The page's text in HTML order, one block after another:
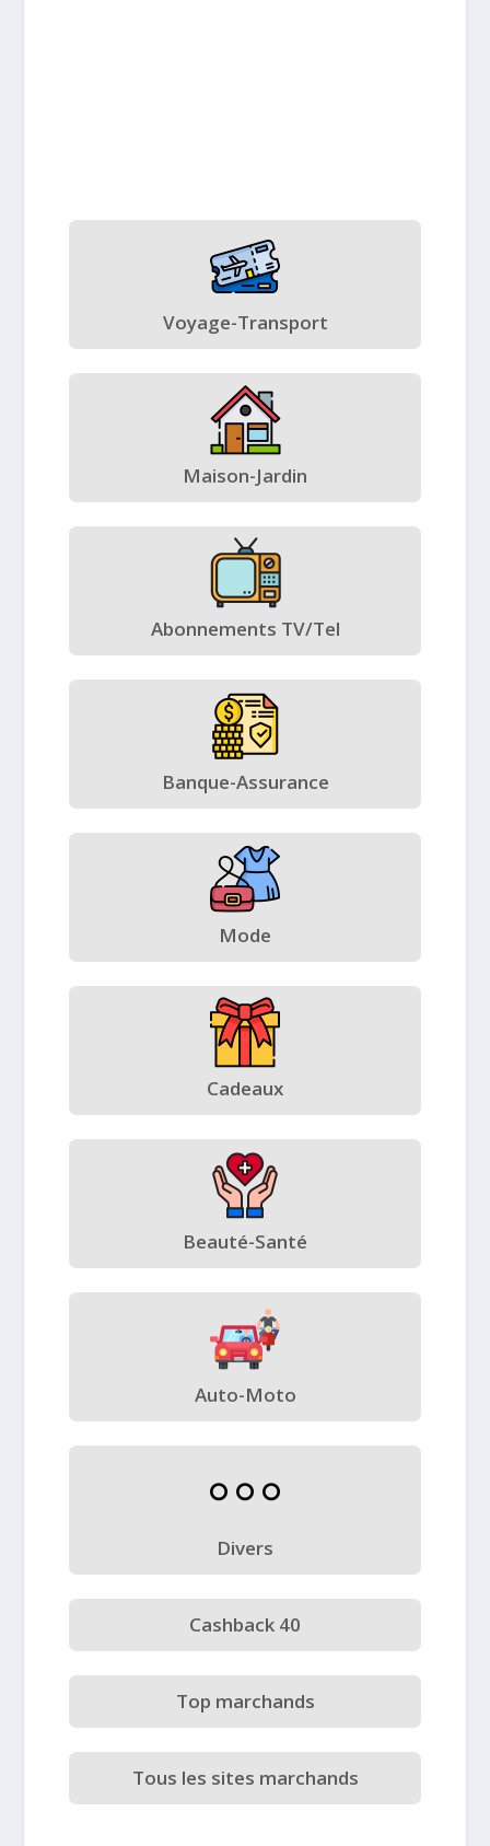
Voyage-Transport
Maison-Jardin
Abonnements TV/Tel
Banque-Assurance
Mode
Cadeaux
Beauté-Santé
Auto-Moto
Divers
Cashback 40
Top marchands
Tous les sites marchands